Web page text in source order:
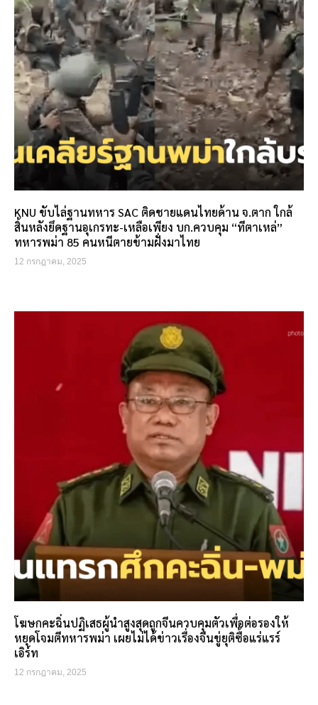
KNU ขับไล่ฐานทหาร SAC ติดชายแดนไทยด้าน จ.ตาก ใกล้
สิ้นหลังยึดฐานอุเกรทะ-เหลือเพียง บก.ควบคุม “ทีตาเหล่”
ทหารพม่า 85 คนหนีตายข้ามฝั่งมาไทย
12 กรกฎาคม, 2025
โฆษกคะฉิ่นปฏิเสธผู้นำสูงสุดถูกจีนควบคุมตัวเพื่อต่อรองให้
หยุดโจมตีทหารพม่า เผยไม่ได้ข่าวเรื่องจีนขู่ยุติซื้อแร่แรร์
เอิร์ท
12 กรกฎาคม, 2025